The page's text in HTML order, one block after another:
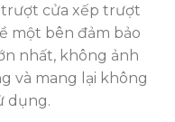
trượt cửa xếp trượt
một bên đảm bảo
nhất, không ảnh
và mang lại không
dụng.